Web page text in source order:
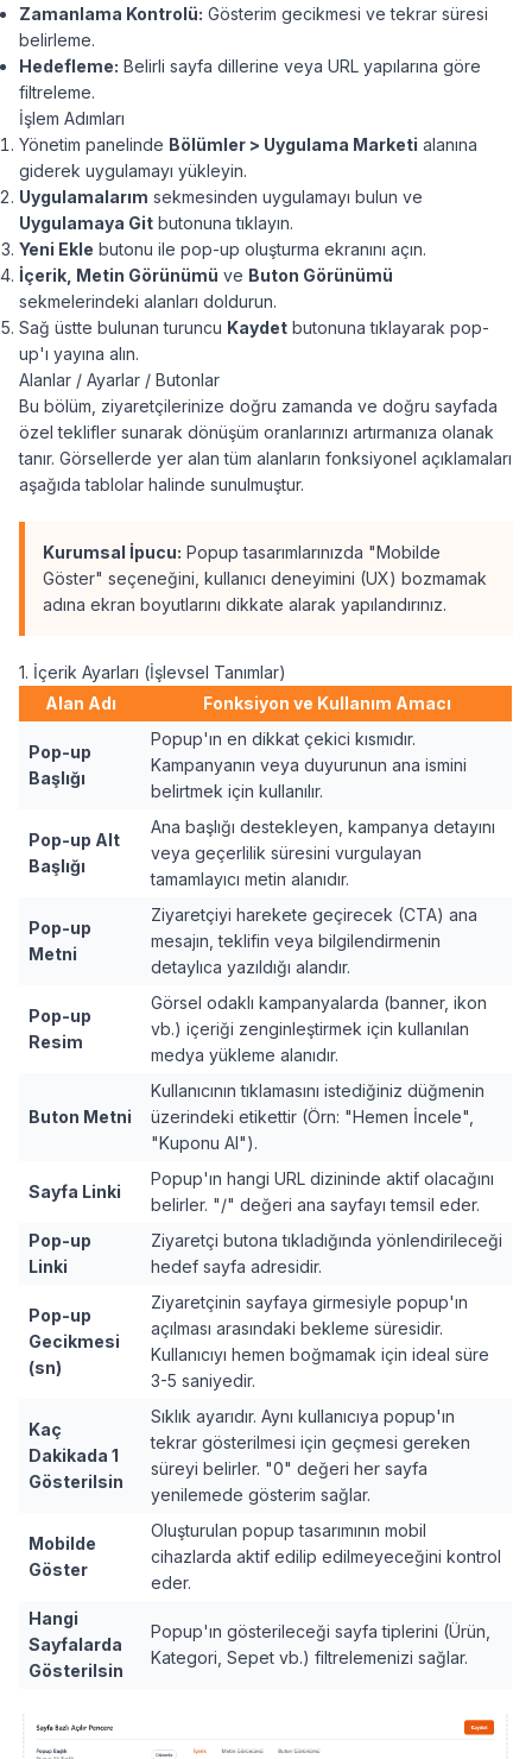
Zamanlama Kontrolü: Gösterim gecikmesi ve tekrar süresi
belirleme.
Hedefleme: Belirli sayfa dillerine veya URL yapılarına göre
filtreleme.
İşlem Adımları
Yönetim panelinde Bölümler > Uygulama Marketi alanına
giderek uygulamayı yükleyin.
Uygulamalarım sekmesinden uygulamayı bulun ve
Uygulamaya Git butonuna tıklayın.
Yeni Ekle butonu ile pop-up oluşturma ekranını açın.
İçerik, Metin Görünümü ve Buton Görünümü
sekmelerindeki alanları doldurun.
Sağ üstte bulunan turuncu Kaydet butonuna tıklayarak pop-
up'ı yayına alın.
Alanlar / Ayarlar / Butonlar
Bu bölüm, ziyaretçilerinize doğru zamanda ve doğru sayfada
özel teklifler sunarak dönüşüm oranlarınızı artırmanıza olanak
tanır. Görsellerde yer alan tüm alanların fonksiyonel açıklamaları
aşağıda tablolar halinde sunulmuştur.
Kurumsal İpucu: Popup tasarımlarınızda "Mobilde
Göster" seçeneğini, kullanıcı deneyimini (UX) bozmamak
adına ekran boyutlarını dikkate alarak yapılandırınız.
1. İçerik Ayarları (İşlevsel Tanımlar)
Alan Adı
Fonksiyon ve Kullanım Amacı
Pop-up
Başlığı
Popup'ın en dikkat çekici kısmıdır.
Kampanyanın veya duyurunun ana ismini
belirtmek için kullanılır.
Pop-up Alt
Başlığı
Ana başlığı destekleyen, kampanya detayını
veya geçerlilik süresini vurgulayan
tamamlayıcı metin alanıdır.
Pop-up
Metni
Ziyaretçiyi harekete geçirecek (CTA) ana
mesajın, teklifin veya bilgilendirmenin
detaylıca yazıldığı alandır.
Pop-up
Resim
Görsel odaklı kampanyalarda (banner, ikon
vb.) içeriği zenginleştirmek için kullanılan
medya yükleme alanıdır.
Buton Metni
Kullanıcının tıklamasını istediğiniz düğmenin
üzerindeki etikettir (Örn: "Hemen İncele",
"Kuponu Al").
Sayfa Linki
Popup'ın hangi URL dizininde aktif olacağını
belirler. "/" değeri ana sayfayı temsil eder.
Pop-up
Linki
Ziyaretçi butona tıkladığında yönlendirileceği
hedef sayfa adresidir.
Pop-up
Gecikmesi
(sn)
Ziyaretçinin sayfaya girmesiyle popup'ın
açılması arasındaki bekleme süresidir.
Kullanıcıyı hemen boğmamak için ideal süre
3-5 saniyedir.
Kaç
Dakikada 1
Gösterilsin
Sıklık ayarıdır. Aynı kullanıcıya popup'ın
tekrar gösterilmesi için geçmesi gereken
süreyi belirler. "0" değeri her sayfa
yenilemede gösterim sağlar.
Mobilde
Göster
Oluşturulan popup tasarımının mobil
cihazlarda aktif edilip edilmeyeceğini kontrol
eder.
Hangi
Sayfalarda
Gösterilsin
Popup'ın gösterileceği sayfa tiplerini (Ürün,
Kategori, Sepet vb.) filtrelemenizi sağlar.